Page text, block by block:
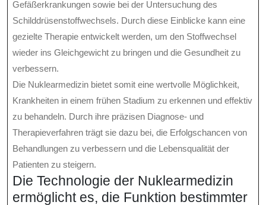
Gefäßerkrankungen sowie bei der Untersuchung des
Schilddrüsenstoffwechsels. Durch diese Einblicke kann eine
gezielte Therapie entwickelt werden, um den Stoffwechsel
wieder ins Gleichgewicht zu bringen und die Gesundheit zu
verbessern.
Die Nuklearmedizin bietet somit eine wertvolle Möglichkeit,
Krankheiten in einem frühen Stadium zu erkennen und effektiv
zu behandeln. Durch ihre präzisen Diagnose- und
Therapieverfahren trägt sie dazu bei, die Erfolgschancen von
Behandlungen zu verbessern und die Lebensqualität der
Patienten zu steigern.
Die Technologie der Nuklearmedizin
ermöglicht es, die Funktion bestimmter